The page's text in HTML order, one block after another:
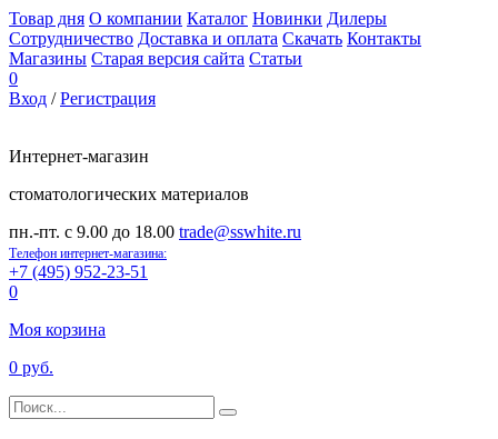
Товар дня О компании Каталог Новинки Дилеры
Сотрудничество Доставка и оплата Скачать Контакты
Магазины Старая версия сайта Статьи
0
Вход /Регистрация
Интернет-магазин
стоматологических материалов
пн.-пт. с 9.00 до 18.00 trade@sswhite.ru
Телефон интернет-магазина:
+7 (495) 952-23-51
0
Моя корзина
0 руб.